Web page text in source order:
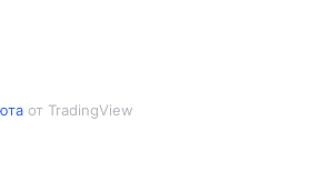
от TradingView